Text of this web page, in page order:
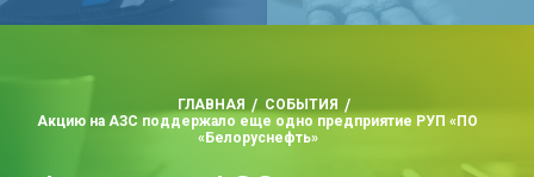
ГЛАВНАЯ
СОБЫТИЯ
Акцию на АЗС поддержало еще одно предприятие РУП «ПО
«Белоруснефть»